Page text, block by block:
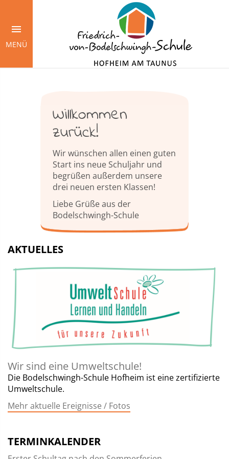
Inhalt
MENÜ
Willkommen
zurück!
Wir wünschen allen einen guten
Start ins neue Schuljahr und
begrüßen außerdem unsere
drei neuen ersten Klassen!
Liebe Grüße aus der
Bodelschwingh-Schule
AKTUELLES
Wir sind eine Umweltschule!
Die Bodelschwingh-Schule Hofheim ist eine zertifizierte
Umweltschule.
Mehr aktuelle Ereignisse / Fotos
TERMINKALENDER